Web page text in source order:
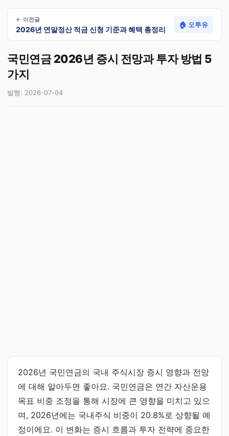
← 이전글
2026년 연말정산 적금 신청 기준과 혜택 총정리
🏠 오투유
국민연금 2026년 증시 전망과 투자 방법 5
가지
발행: 2026-07-04
2026년 국민연금의 국내 주식시장 증시 영향과 전망
에 대해 알아두면 좋아요. 국민연금은 연간 자산운용
목표 비중 조정을 통해 시장에 큰 영향을 미치고 있으
며, 2026년에는 국내주식 비중이 20.8%로 상향될 예
정이에요. 이 변화는 증시 흐름과 투자 전략에 중요한